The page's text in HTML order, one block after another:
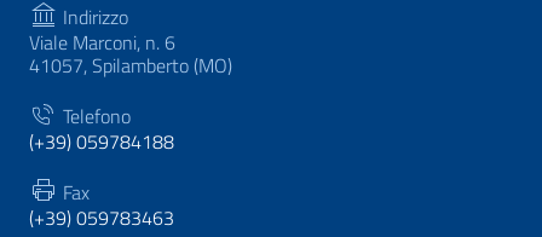
Indirizzo
Viale Marconi, n. 6
41057, Spilamberto (MO)
Telefono
(+39) 059784188
Fax
(+39) 059783463